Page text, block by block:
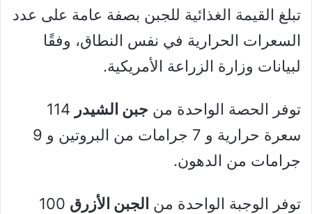
تبلغ القيمة الغذائية للجبن بصفة عامة على عدد
السعرات الحرارية في نفس النطاق، وفقًا
لبيانات وزارة الزراعة الأمريكية.
توفر الحصة الواحدة من جبن الشيدر 114
سعرة حرارية و 7 جرامات من البروتين و 9
جرامات من الدهون.
توفر الوجبة الواحدة من الجبن الأزرق 100